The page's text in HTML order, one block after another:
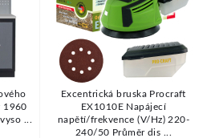
1960
...
Excentrická bruska Procraft
EX1010E Napájecí
napětí/frekvence (V/Hz) 220-
240/50 Průměr dis ...